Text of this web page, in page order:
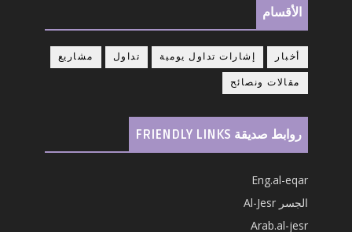
الأقسام
أخبار إشارات تداول يومية تداول مشاريع
مقالات ونصائح
روابط صديقة FRIENDLY LINKS
Eng.al-eqar
الجسر Al-Jesr
Arab.al-jesr